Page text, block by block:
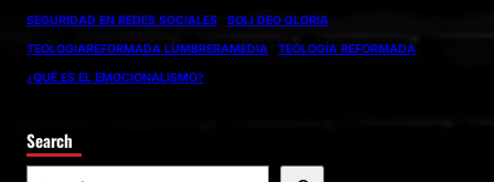
SEGURIDAD EN REDES SOCIALES
SOLI DEO GLORIA
TEOLOGIAREFORMADA LUMBRERAMEDIA
TEOLOGÍA REFORMADA
¿QUÉ ES EL EMOCIONALISMO?
Search